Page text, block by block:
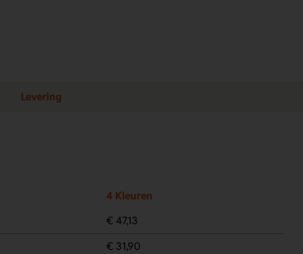
Levering
4 Kleuren
€ 47,13
€ 31,90